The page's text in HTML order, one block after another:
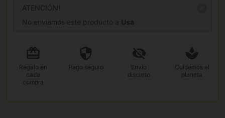
ATENCIÓN!
No enviamos este producto a Usa
Regalo en
cada
compra
Pago seguro
Envío
discreto
Cuidemos el
planeta